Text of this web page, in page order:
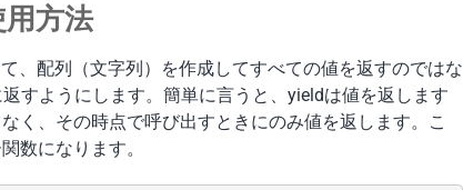
方法
、配列（文字列）を作成してすべての値を返すのではな
すようにします。簡単に言うと、yieldは値を返します
く、その時点で呼び出すときにのみ値を返します。こ
数になります。